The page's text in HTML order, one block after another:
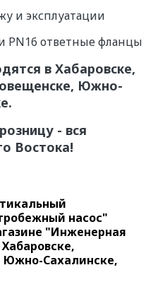
и эксплуатации
PN16 ответные фланцы
в Хабаровске,
Южно-
- вся
Востока!
насос"
"Инженерная
Южно-Сахалинске,